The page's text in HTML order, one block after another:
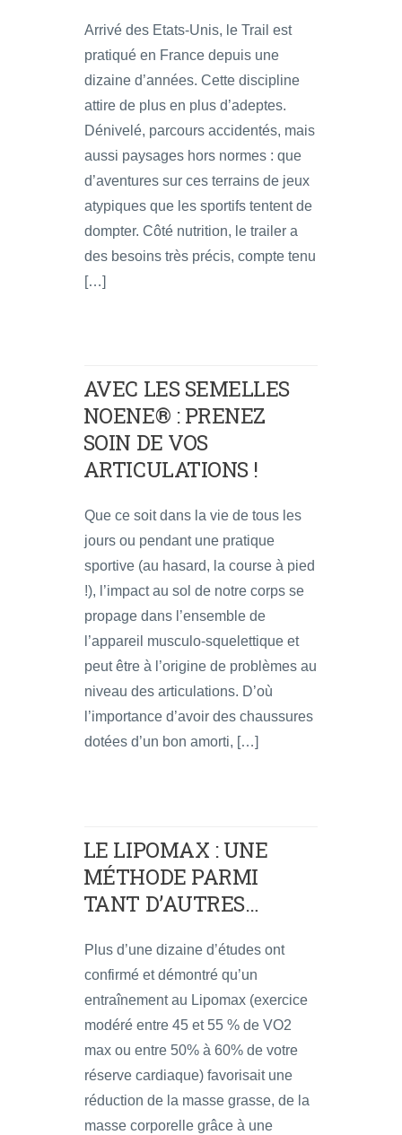
Arrivé des Etats-Unis, le Trail est
pratiqué en France depuis une
dizaine d’années. Cette discipline
attire de plus en plus d’adeptes.
Dénivelé, parcours accidentés, mais
aussi paysages hors normes : que
d’aventures sur ces terrains de jeux
atypiques que les sportifs tentent de
dompter. Côté nutrition, le trailer a
des besoins très précis, compte tenu
[…]
AVEC LES SEMELLES
NOENE® : PRENEZ
SOIN DE VOS
ARTICULATIONS !
Que ce soit dans la vie de tous les
jours ou pendant une pratique
sportive (au hasard, la course à pied
!), l’impact au sol de notre corps se
propage dans l’ensemble de
l’appareil musculo-squelettique et
peut être à l’origine de problèmes au
niveau des articulations. D’où
l’importance d’avoir des chaussures
dotées d’un bon amorti, […]
LE LIPOMAX : UNE
MÉTHODE PARMI
TANT D’AUTRES…
Plus d’une dizaine d’études ont
confirmé et démontré qu’un
entraînement au Lipomax (exercice
modéré entre 45 et 55 % de VO2
max ou entre 50% à 60% de votre
réserve cardiaque) favorisait une
réduction de la masse grasse, de la
masse corporelle grâce à une